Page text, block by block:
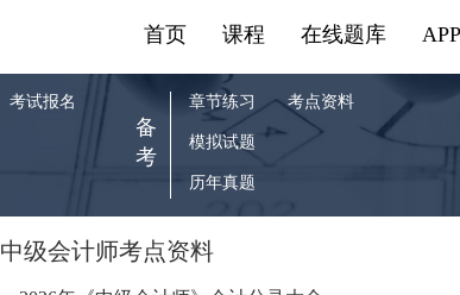
在线题库
课程
首页
考试报名
备
考
章节练习
模拟试题
历年真题
考点资料
中级会计师考点资料